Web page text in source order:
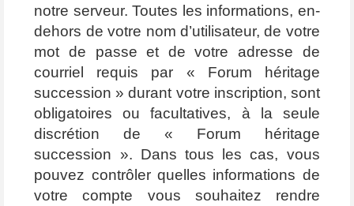
notre serveur. Toutes les informations, en-
dehors de votre nom d’utilisateur, de votre
mot de passe et de votre adresse de
courriel requis par « Forum héritage
succession » durant votre inscription, sont
obligatoires ou facultatives, à la seule
discrétion de « Forum héritage
succession ». Dans tous les cas, vous
pouvez contrôler quelles informations de
votre compte vous souhaitez rendre